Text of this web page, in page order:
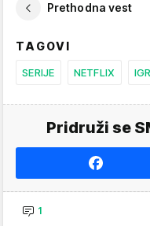
Prethodna vest
TAGOVI
SERIJE NETFLIX
Pridruži se
1